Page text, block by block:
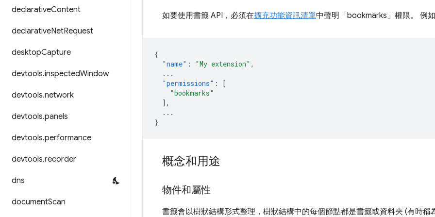
declarativeContent
declarativeNetRequest
desktopCapture
devtools.inspectedWindow
devtools.network
devtools.panels
devtools.performance
devtools.recorder
dns
documentScan
如要使用書籤 API，必須在擴充功能資訊清單中聲明「bookmarks」權限。 例如
{
"name" : "My extension" ,
...
"permissions" :
[
"bookmarks"
],
...
}
概念和用途
物件和屬性
書籤會以樹狀結構形式整理，樹狀結構中的每個節點都是書籤或資料夾 (有時稱